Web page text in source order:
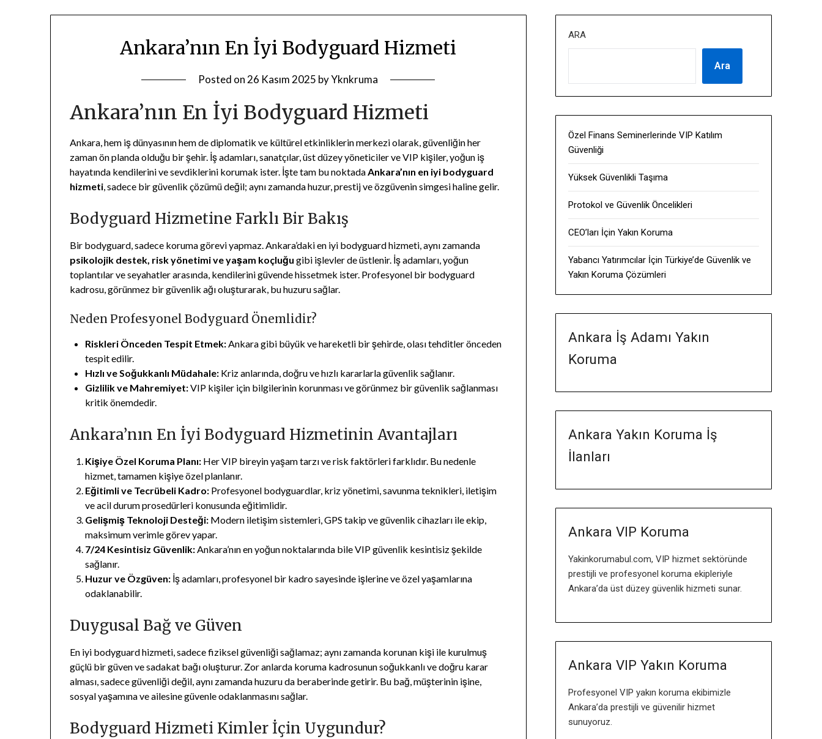
Ankara’nın En İyi Bodyguard Hizmeti
Posted on 26 Kasım 2025 byYknkruma
Ankara’nın En İyi Bodyguard Hizmeti
Ankara, hem iş dünyasının hem de diplomatik ve kültürel etkinliklerin merkezi olarak, güvenliğin her
zaman ön planda olduğu bir şehir. İş adamları, sanatçılar, üst düzey yöneticiler ve VIP kişiler, yoğun iş
hayatında kendilerini ve sevdiklerini korumak ister. İşte tam bu noktadaAnkara’nın en iyi bodyguard
hizmeti, sadece bir güvenlik çözümü değil; aynı zamanda huzur, prestij ve özgüvenin simgesi haline gelir.
Bodyguard Hizmetine Farklı Bir Bakış
Bir bodyguard, sadece koruma görevi yapmaz. Ankara’daki en iyi bodyguard hizmeti, aynı zamanda
psikolojik destek, risk yönetimi ve yaşam koçluğu gibi işlevler de üstlenir. İş adamları, yoğun
toplantılar ve seyahatler arasında, kendilerini güvende hissetmek ister. Profesyonel bir bodyguard
kadrosu, görünmez bir güvenlik ağı oluşturarak, bu huzuru sağlar.
Neden Profesyonel Bodyguard Önemlidir?
Riskleri Önceden Tespit Etmek:Ankara gibi büyük ve hareketli bir şehirde, olası tehditler önceden
tespit edilir.
Hızlı ve Soğukkanlı Müdahale: Kriz anlarında, doğru ve hızlı kararlarla güvenlik sağlanır.
Gizlilik ve Mahremiyet:VIP kişiler için bilgilerinin korunması ve görünmez bir güvenlik sağlanması
kritik önemdedir.
Ankara’nın En İyi Bodyguard Hizmetinin Avantajları
Kişiye Özel Koruma Planı: Her VIP bireyin yaşam tarzı ve risk faktörleri farklıdır. Bu nedenle
hizmet, tamamen kişiye özel planlanır.
Eğitimli ve Tecrübeli Kadro: Profesyonel bodyguardlar, kriz yönetimi, savunma teknikleri, iletişim
ve acil durum prosedürleri konusunda eğitimlidir.
Gelişmiş Teknoloji Desteği: Modern iletişim sistemleri, GPS takip ve güvenlik cihazları ile ekip,
maksimum verimle görev yapar.
7/24 Kesintisiz Güvenlik:Ankara’nın en yoğun noktalarında bile VIP güvenlik kesintisiz şekilde
sağlanır.
Huzur ve Özgüven: İş adamları, profesyonel bir kadro sayesinde işlerine ve özel yaşamlarına
odaklanabilir.
Duygusal Bağ ve Güven
En iyi bodyguard hizmeti, sadece fiziksel güvenliği sağlamaz; aynı zamanda korunan kişi ile kurulmuş
güçlü bir güven ve sadakat bağı oluşturur. Zor anlarda koruma kadrosunun soğukkanlı ve doğru karar
alması, sadece güvenliği değil, aynı zamanda huzuru da beraberinde getirir. Bu bağ, müşterinin işine,
sosyal yaşamına ve ailesine güvenle odaklanmasını sağlar.
Bodyguard Hizmeti Kimler İçin Uygundur?
ARA
Ara
Özel Finans Seminerlerinde VIP Katılım
Güvenliği
Yüksek Güvenlikli Taşıma
Protokol ve Güvenlik Öncelikleri
CEO’ları İçin Yakın Koruma
Yabancı Yatırımcılar İçin Türkiye’de Güvenlik ve
Yakın Koruma Çözümleri
Ankara İş Adamı Yakın
Koruma
Ankara Yakın Koruma İş
İlanları
Ankara VIP Koruma
Yakinkorumabul.com, VIP hizmet sektöründe
prestijli ve profesyonel koruma ekipleriyle
Ankara’da üst düzey güvenlik hizmeti sunar.
Ankara VIP Yakın Koruma
Profesyonel VIP yakın koruma ekibimizle
Ankara’da prestijli ve güvenilir hizmet
sunuyoruz.